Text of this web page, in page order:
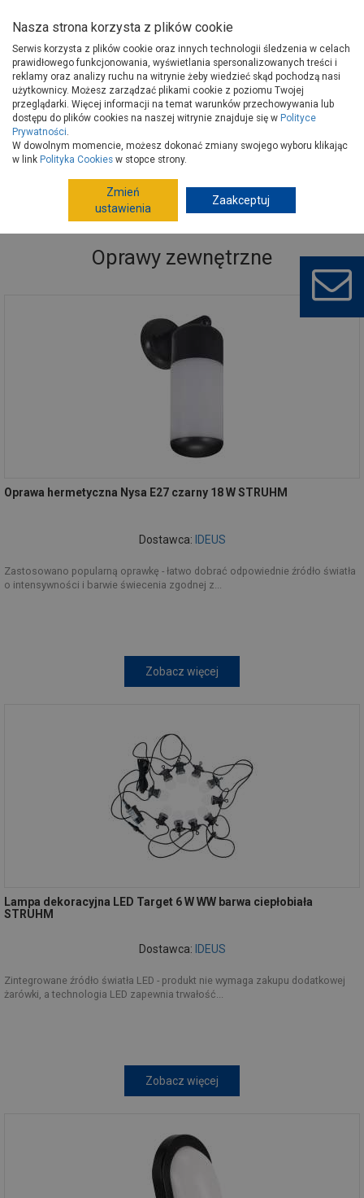
Strona główna Wokół domu
Elektryka, oświetlenie
Oświetlenie zewnętrzne
Oprawy zewnętrzne
Oprawy zewnętrzne
Oprawa hermetyczna Nysa E27 czarny 18 W STRUHM
Dostawca: IDEUS
Zastosowano popularną oprawkę - łatwo dobrać odpowiednie źródło światła
o intensywności i barwie świecenia zgodnej z...
Zobacz więcej
Lampa dekoracyjna LED Target 6 W WW barwa ciepłobiała
STRUHM
Dostawca: IDEUS
Zintegrowane źródło światła LED - produkt nie wymaga zakupu dodatkowej
żarówki, a technologia LED zapewnia trwałość...
Zobacz więcej
Nasza strona korzysta z plików cookie
Serwis korzysta z plików cookie oraz innych technologii śledzenia w celach
prawidłowego funkcjonowania, wyświetlania spersonalizowanych treści i
reklamy oraz analizy ruchu na witrynie żeby wiedzieć skąd pochodzą nasi
użytkownicy. Możesz zarządzać plikami cookie z poziomu Twojej
przeglądarki. Więcej informacji na temat warunków przechowywania lub
dostępu do plików cookies na naszej witrynie znajduje się w Polityce
Prywatności.
W dowolnym momencie, możesz dokonać zmiany swojego wyboru klikając
w link Polityka Cookies w stopce strony.
Zmień
ustawienia
Zaakceptuj